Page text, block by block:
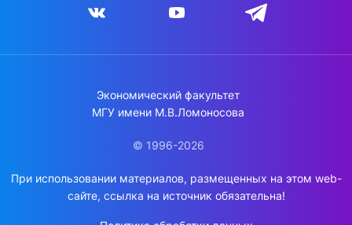
Экономический факультет
МГУ имени М.В.Ломоносова
© 1996-2026
При использовании материалов, размещенных на этом web-
сайте, ссылка на источник обязательна!